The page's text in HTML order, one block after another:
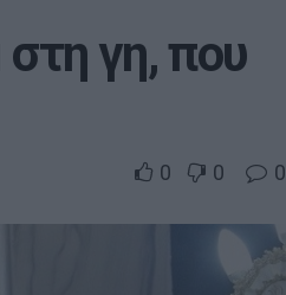
γη, που
0 0 0